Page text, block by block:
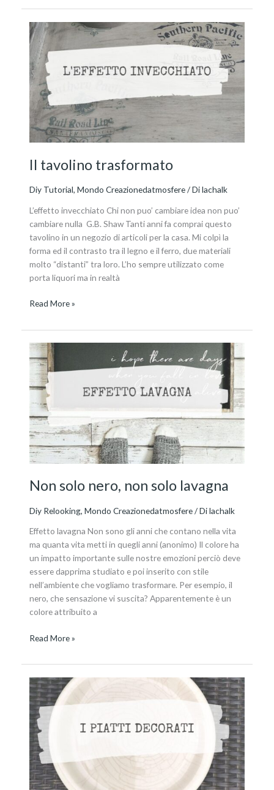
Il tavolino trasformato
Diy Tutorial,Mondo Creazionedatmosfere/ Dilachalk
L’effetto invecchiato Chi non puo’ cambiare idea non puo’
cambiare nulla G.B. Shaw Tanti anni fa comprai questo
tavolino in un negozio di articoli per la casa. Mi colpì la
forma ed il contrasto tra il legno e il ferro, due materiali
molto “distanti” tra loro. L’ho sempre utilizzato come
porta liquori ma in realtà
Il
tavolino
trasformato
Read More »
Non solo nero, non solo lavagna
Diy Relooking,Mondo Creazionedatmosfere/ Dilachalk
Effetto lavagna Non sono gli anni che contano nella vita
ma quanta vita metti in quegli anni (anonimo) Il colore ha
un impatto importante sulle nostre emozioni perciò deve
essere dapprima studiato e poi inserito con stile
nell’ambiente che vogliamo trasformare. Per esempio, il
nero, che sensazione vi suscita? Apparentemente è un
colore attribuito a
Non
solo
nero,
non
solo
lavagna
Read More »
Il
servizio
di
piatti
decorato